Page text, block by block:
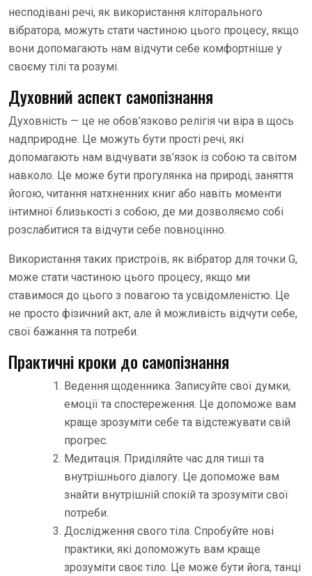
несподівані речі, як використання кліторального
вібратора, можуть стати частиною цього процесу, якщо
вони допомагають нам відчути себе комфортніше у
своєму тілі та розумі.
Духовний аспект самопізнання
Духовність — це не обов’язково релігія чи віра в щось
надприродне. Це можуть бути прості речі, які
допомагають нам відчувати зв’язок із собою та світом
навколо. Це може бути прогулянка на природі, заняття
йогою, читання натхненних книг або навіть моменти
інтимної близькості з собою, де ми дозволяємо собі
розслабитися та відчути себе повноцінно.
Використання таких пристроїв, як вібратор для точки G,
може стати частиною цього процесу, якщо ми
ставимося до цього з повагою та усвідомленістю. Це
не просто фізичний акт, але й можливість відчути себе,
свої бажання та потреби.
Практичні кроки до самопізнання
Ведення щоденника. Записуйте свої думки,
емоції та спостереження. Це допоможе вам
краще зрозуміти себе та відстежувати свій
прогрес.
Медитація. Приділяйте час для тиші та
внутрішнього діалогу. Це допоможе вам
знайти внутрішній спокій та зрозуміти свої
потреби.
Дослідження свого тіла. Спробуйте нові
практики, які допоможуть вам краще
зрозуміти своє тіло. Це може бути йога, танці